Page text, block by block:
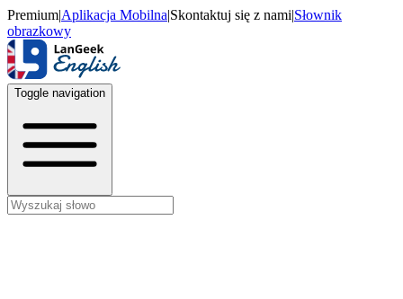
Premium|Aplikacja Mobilna|Skontaktuj się z nami|Słownik
obrazkowy
Toggle navigation